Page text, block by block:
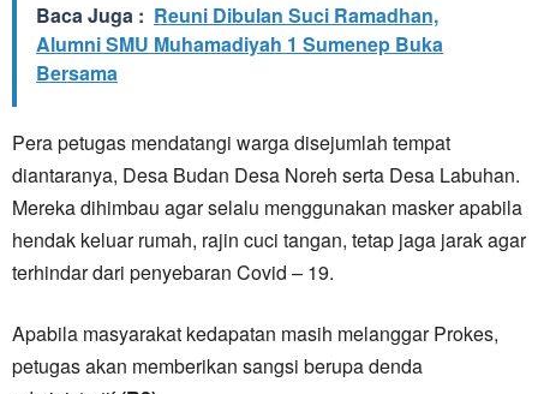
Baca Juga : Reuni Dibulan Suci Ramadhan,
Alumni SMU Muhamadiyah 1 Sumenep Buka
Bersama
Pera petugas mendatangi warga disejumlah tempat
diantaranya, Desa Budan Desa Noreh serta Desa Labuhan.
Mereka dihimbau agar selalu menggunakan masker apabila
hendak keluar rumah, rajin cuci tangan, tetap jaga jarak agar
terhindar dari penyebaran Covid – 19.
Apabila masyarakat kedapatan masih melanggar Prokes,
petugas akan memberikan sangsi berupa denda